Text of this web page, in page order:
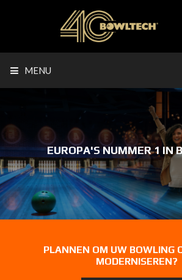
MENU
EUROPA'S NUMMER 1 IN
PLANNEN OM UW BOWLING
MODERNISEREN?